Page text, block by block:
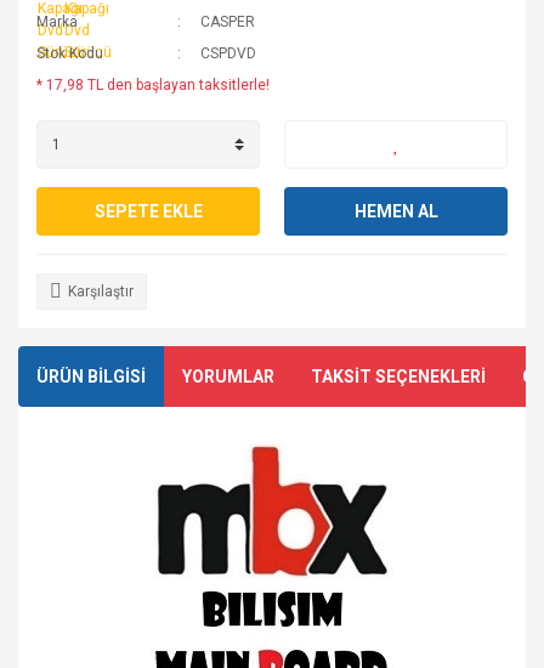
Marka
CASPER
Stok Kodu
CSPDVD
* 17,98 TL den başlayan taksitlerle!
SEPETE EKLE HEMEN AL
Karşılaştır
ÜRÜN BİLGİSİ YORUMLAR TAKSİT SEÇENEKLERİ